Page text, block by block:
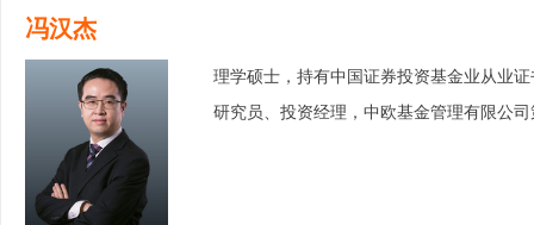
冯汉杰
理学硕士，持有中国证券投资基金业从业
研究员、投资经理，中欧基金管理有限公